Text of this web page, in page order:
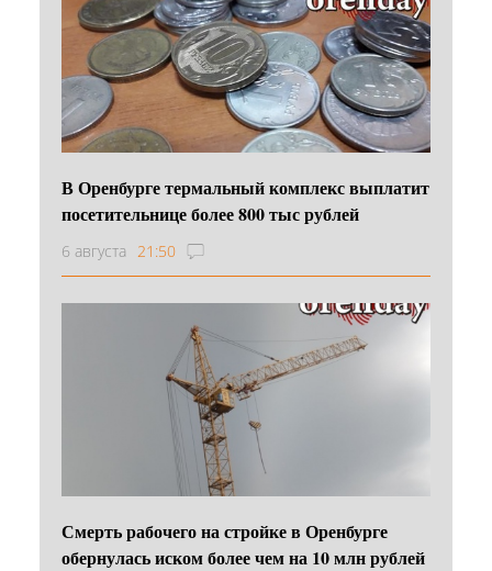
В Оренбурге термальный комплекс выплатит
посетительнице более 800 тыс рублей
6 августа 21:50
Смерть рабочего на стройке в Оренбурге
обернулась иском более чем на 10 млн рублей